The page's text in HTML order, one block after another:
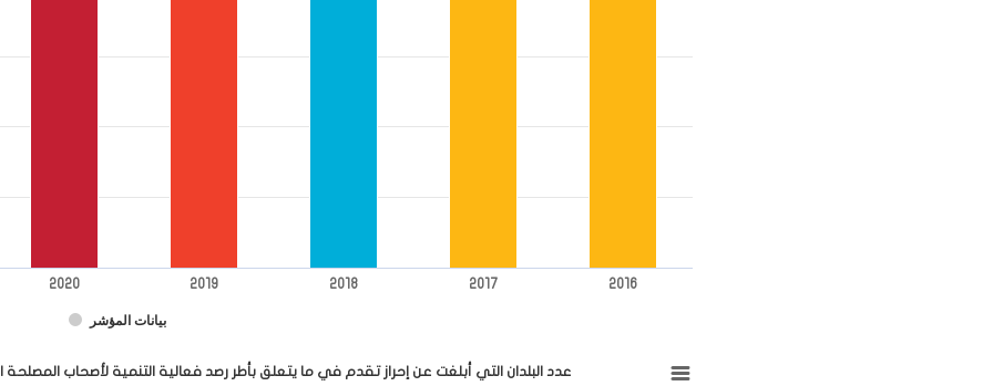
بيانات المؤشر
2020 2019 2018 2017 2016
عدد البلدان التي أبلغت عن إحراز تقدم في ما يتعلق
عدد البلدان التي أبلغت عن إحراز تقدم في ما يتعلق بأطر رصد فعالية التنمية لأصحاب